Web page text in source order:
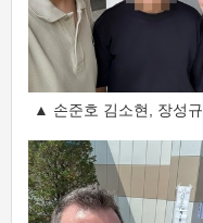
▲ 손준호 김소현, 장성